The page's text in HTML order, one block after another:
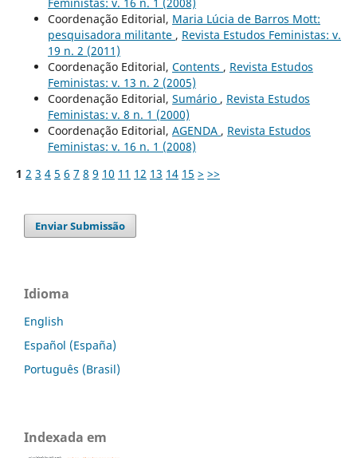
Coordenação Editorial, Maria Lúcia de Barros Mott:
pesquisadora militante , Revista Estudos Feministas: v.
19 n. 2 (2011)
Coordenação Editorial, Contents , Revista Estudos
Feministas: v. 13 n. 2 (2005)
Coordenação Editorial, Sumário , Revista Estudos
Feministas: v. 8 n. 1 (2000)
Coordenação Editorial, AGENDA , Revista Estudos
Feministas: v. 16 n. 1 (2008)
1 2 3 4 5 6 7 8 9 10 11 12 13 14 15 > >>
Enviar Submissão
Idioma
English
Español (España)
Português (Brasil)
Indexada em